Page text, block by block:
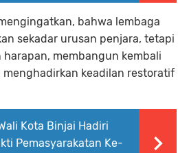
bahwa lembaga
sekadar urusan penjara, tetapi
membangun kembali
menghadirkan keadilan restoratif
Kota Binjai Hadiri
Pemasyarakatan Ke-